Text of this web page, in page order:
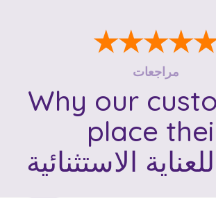
مراجعات
Why our
place
للعناية الاستثنائية